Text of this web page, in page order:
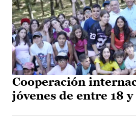
Cooperación
jóvenes de entre 18 y